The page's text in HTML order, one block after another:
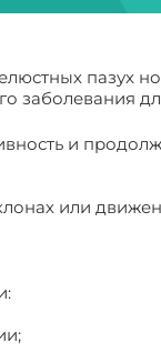
пазух
заболевания
и
или